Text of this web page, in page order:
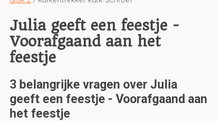
Julia geeft een feestje -
Voorafgaand aan het
feestje
3 belangrijke vragen over Julia
geeft een feestje - Voorafgaand aan
het feestje